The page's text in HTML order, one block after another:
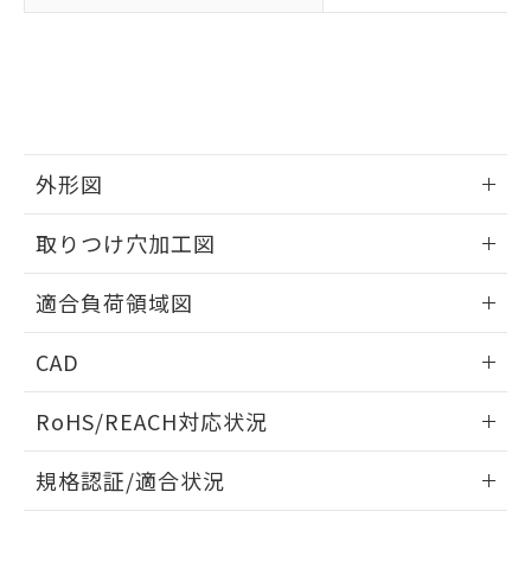
外形図
取りつけ穴加工図
適合負荷領域図
CAD
ドすることができます。
ログイン/会員登録
RoHS/REACH対応状況
EU RoHS 注意事項・凡例
規格認証/適合状況
お客様が当ウェブサイト上で当社にご
用者の範囲」に記載されている法人を
指します。
EU RoHS指令（10物質）の非含有証明書
51物質の非含有証明書（当社基準）
るもので、過去に遡って非含有を証明する
ものではありません。
また、RoHS指令のフタル酸エステル類４
物質の対応では、対応完了までの期間は出
荷製品に未対応品が混在することから備考
していることから、特段のことがない限
り、2022年1月12日より割愛しておりま
す。